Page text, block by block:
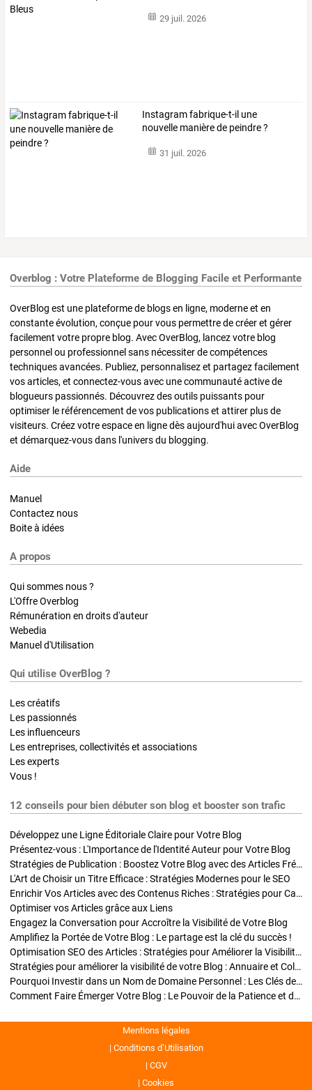
29 juil. 2026
Instagram fabrique-t-il une
nouvelle manière de peindre ?
31 juil. 2026
Overblog : Votre Plateforme de Blogging Facile et Performante
OverBlog est une plateforme de blogs en ligne, moderne et en
constante évolution, conçue pour vous permettre de créer et gérer
facilement votre propre blog. Avec OverBlog, lancez votre blog
personnel ou professionnel sans nécessiter de compétences
techniques avancées. Publiez, personnalisez et partagez facilement
vos articles, et connectez-vous avec une communauté active de
blogueurs passionnés. Découvrez des outils puissants pour
optimiser le référencement de vos publications et attirer plus de
visiteurs. Créez votre espace en ligne dès aujourd'hui avec OverBlog
et démarquez-vous dans l'univers du blogging.
Aide
Manuel
Contactez nous
Boite à idées
A propos
Qui sommes nous ?
L'Offre Overblog
Rémunération en droits d'auteur
Webedia
Manuel d'Utilisation
Qui utilise OverBlog ?
Les créatifs
Les passionnés
Les influenceurs
Les entreprises, collectivités et associations
Les experts
Vous !
12 conseils pour bien débuter son blog et booster son trafic
Développez une Ligne Éditoriale Claire pour Votre Blog
Présentez-vous : L'Importance de l'Identité Auteur pour Votre Blog
Stratégies de Publication : Boostez Votre Blog avec des Articles Fréquents et Exclusifs
L'Art de Choisir un Titre Efficace : Stratégies Modernes pour le SEO
Enrichir Vos Articles avec des Contenus Riches : Stratégies pour Captiver et Optimiser
Optimiser vos Articles grâce aux Liens
Engagez la Conversation pour Accroître la Visibilité de Votre Blog
Amplifiez la Portée de Votre Blog : Le partage est la clé du succès !
Optimisation SEO des Articles : Stratégies pour Améliorer la Visibilité de Votre Blog
Stratégies pour améliorer la visibilité de votre Blog : Annuaire et Collaborations
Pourquoi Investir dans un Nom de Domaine Personnel : Les Clés de la Réussite de Votre Blog
Comment Faire Émerger Votre Blog : Le Pouvoir de la Patience et de la Persévérance
Mentions légales
Conditions d’Utilisation
CGV
Cookies